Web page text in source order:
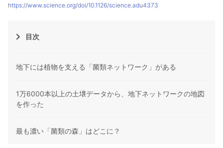
https://www.science.org/doi/10.1126/science.adu4373
目次
地下には植物を支える「菌類ネットワーク」がある
1万6000本以上の土壌データから、地下ネットワークの地図
を作った
最も濃い「菌類の森」はどこに？